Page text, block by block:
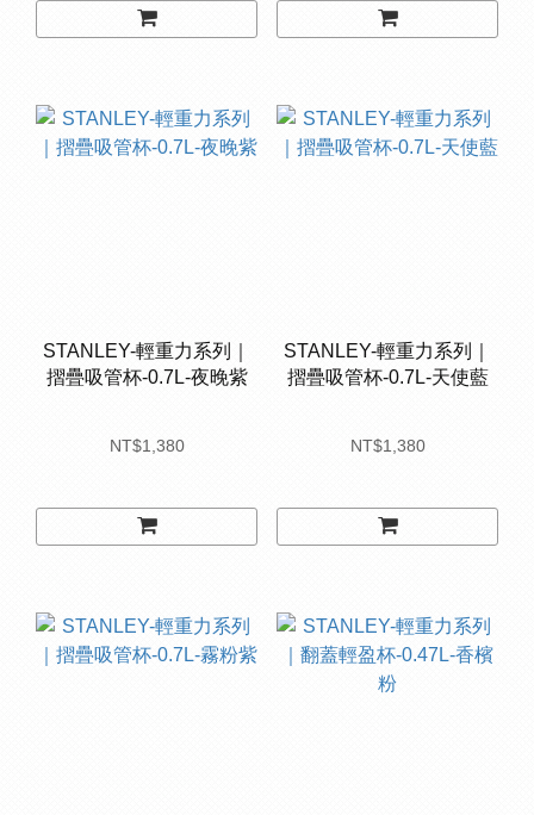
STANLEY-輕重力系列｜
摺疊吸管杯-0.7L-夜晚紫
NT$1,380
STANLEY-輕重力系列｜
摺疊吸管杯-0.7L-天使藍
NT$1,380